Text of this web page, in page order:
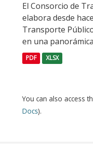
El Consorcio de
elabora desde
Transporte
en una
PDF XLSX
You can also access
Docs).